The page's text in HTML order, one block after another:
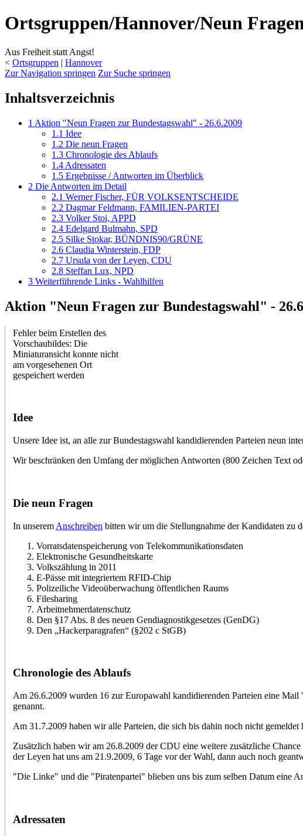
Ortsgruppen/Hannover/Neun
Aus Freiheit statt Angst!
< Ortsgruppen ‎ | Hannover
Zur Navigation springen Zur Suche springen
Inhaltsverzeichnis
1 Aktion "Neun Fragen zur Bundestagswahl" - 26.6.2009
1.1 Idee
1.2 Die neun Fragen
1.3 Chronologie des Ablaufs
1.4 Adressaten
1.5 Ergebnisse / Antworten im Überblick
2 Die Antworten im Detail
2.1 Werner Fischer, FÜR VOLKSENTSCHEIDE
2.2 Dagmar Feldmann, FAMILIEN-PARTEI
2.3 Volker Stoi, APPD
2.4 Edelgard Bulmahn, SPD
2.5 Silke Stokar, BÜNDNIS90/GRÜNE
2.6 Claudia Winterstein, FDP
2.7 Ursula von der Leyen, CDU
2.8 Steffan Lux, NPD
3 Weiterführende Links - Wahlhilfen
Aktion "Neun Fragen zur Bundestagswahl" -
Fehler beim Erstellen des
Vorschaubildes: Die
Miniaturansicht konnte nicht
am vorgesehenen Ort
gespeichert werden
Idee
Unsere Idee ist, an alle zur Bundestagswahl kandidierenden Parteien neun
Wir beschränken den Umfang der möglichen Antworten (800 Zeichen Text
Die neun Fragen
In unserem Anschreiben bitten wir um die Stellungnahme der Kandidaten zu
Vorratsdatenspeicherung von Telekommunikationsdaten
Elektronische Gesundheitskarte
Volkszählung in 2011
E-Pässe mit integriertem RFID-Chip
Polizeiliche Videoüberwachung öffentlichen Raums
Filesharing
Arbeitnehmerdatenschutz
Den §17 Abs. 8 des neuen Gendiagnostikgesetzes (GenDG)
Den „Hackerparagrafen“ (§202 c StGB)
Chronologie des Ablaufs
Am 26.6.2009 wurden 16 zur Europawahl kandidierenden Parteien eine
genannt.
Am 31.7.2009 haben wir alle Parteien, die sich bis dahin noch nicht
Zusätzlich haben wir am 26.8.2009 der CDU eine weitere zusätzliche
der Leyen hat uns am 21.9.2009, 6 Tage vor der Wahl, dann auch noch
"Die Linke" und die "Piratenpartei" blieben uns bis zum selben Datum eine
Adressaten